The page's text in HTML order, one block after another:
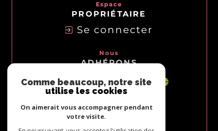
Espace
PROPRIÉTAIRE
Se connecter
Nous
ADHÉRONS
Comme beaucoup, notre site
utilise les cookies
On aimerait vous accompagner pendant
votre visite.